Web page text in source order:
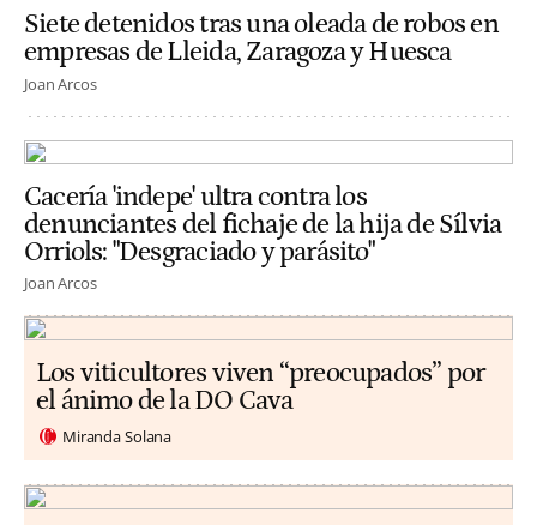
Siete detenidos tras una oleada de robos en
empresas de Lleida, Zaragoza y Huesca
Joan Arcos
Cacería 'indepe' ultra contra los
denunciantes del fichaje de la hija de Sílvia
Orriols: "Desgraciado y parásito"
Joan Arcos
Los viticultores viven “preocupados” por
el ánimo de la DO Cava
Miranda Solana